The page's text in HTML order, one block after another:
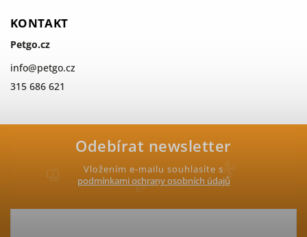
Odebírat newsletter
Vložením e-mailu souhlasíte s
podmínkami ochrany osobních údajů
KONTAKT
Petgo.cz
info@petgo.cz
315 686 621